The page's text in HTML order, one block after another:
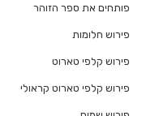
פותחים את ספר הזוהר
פירוש חלומות
פירוש קלפי טארוט
פירוש קלפי טארוט קראולי